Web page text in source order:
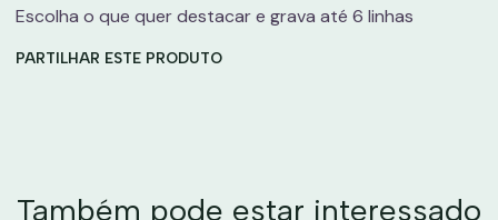
Escolha o que quer destacar e grava até 6 linhas
PARTILHAR ESTE PRODUTO
Também pode estar interessado